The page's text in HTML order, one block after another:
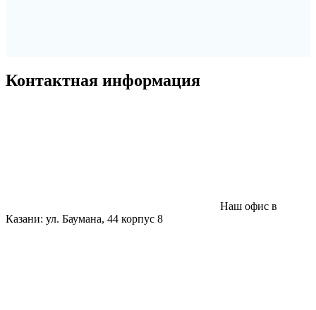
Контактная информация
Наш офис в
Казани: ул. Баумана, 44 корпус 8